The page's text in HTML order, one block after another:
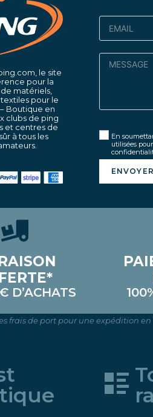
le site
pour la
matériels,
pour le
Boutique en
clubs de ping
et centres de
à tous les
En
utilisées
D’ACHATS
frais de port pour une expédition